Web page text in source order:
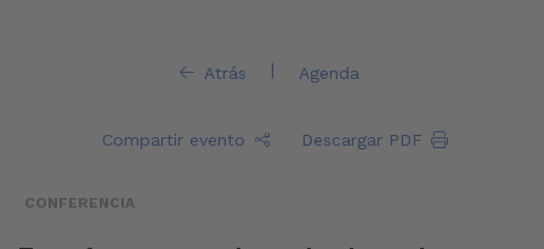
Atrás | Agenda
Compartir evento Descargar PDF
CONFERENCIA